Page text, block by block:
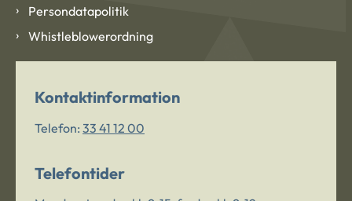
Persondatapolitik
Whistleblowerordning
Kontaktinformation
Telefon: 33 41 12 00
Telefontider